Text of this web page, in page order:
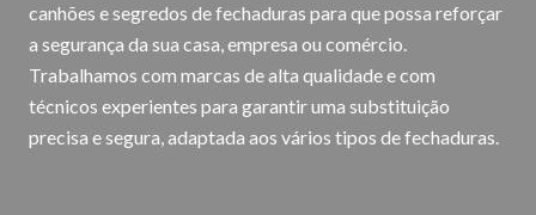
canhões e segredos de fechaduras para que possa reforçar
a segurança da sua casa, empresa ou comércio.
Trabalhamos com marcas de alta qualidade e com
técnicos experientes para garantir uma substituição
precisa e segura, adaptada aos vários tipos de fechaduras.